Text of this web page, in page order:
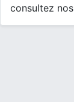
consultez nos